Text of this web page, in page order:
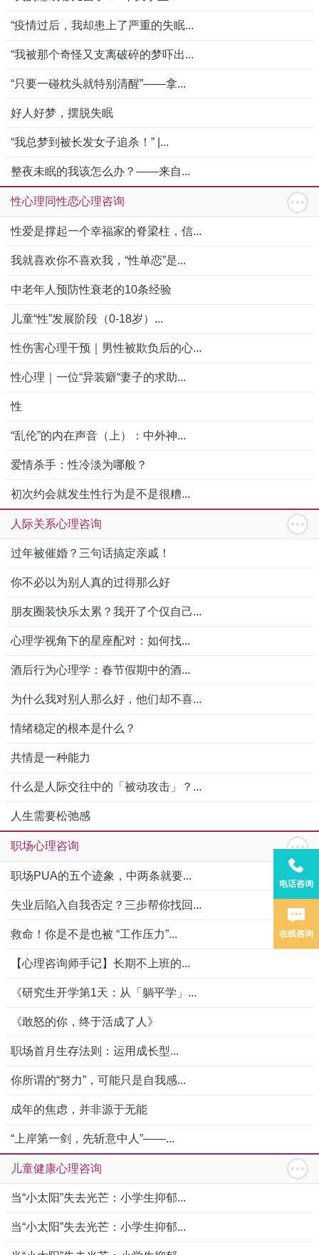
“疫情过后，我却患上了严重的失眠...
“我被那个奇怪又支离破碎的梦吓出...
“只要一碰枕头就特别清醒”——拿...
好人好梦，摆脱失眠
“我总梦到被长发女子追杀！” |...
整夜未眠的我该怎么办？——来自...
性心理同性恋心理咨询
性爱是撑起一个幸福家的脊梁柱，信...
我就喜欢你不喜欢我，“性单恋”是...
中老年人预防性衰老的10条经验
儿童“性”发展阶段（0-18岁）...
性伤害心理干预｜男性被欺负后的心...
性心理｜一位“异装癖“妻子的求助...
性
“乱伦”的内在声音（上）：中外神...
爱情杀手：性冷淡为哪般？
初次约会就发生性行为是不是很糟...
人际关系心理咨询
过年被催婚？三句话搞定亲戚！
你不必以为别人真的过得那么好
朋友圈装快乐太累？我开了个仅自己...
心理学视角下的星座配对：如何找...
酒后行为心理学：春节假期中的酒...
为什么我对别人那么好，他们却不喜...
情绪稳定的根本是什么？
共情是一种能力
什么是人际交往中的「被动攻击」？...
人生需要松弛感
职场心理咨询
职场PUA的五个迹象，中两条就要...
失业后陷入自我否定？三步帮你找回...
救命！你是不是也被 “工作压力”...
【心理咨询师手记】长期不上班的...
《研究生开学第1天：从「躺平学」...
《敢怒的你，终于活成了人》
职场首月生存法则：运用成长型...
你所谓的“努力”，可能只是自我感...
成年的焦虑，并非源于无能
“上岸第一剑，先斩意中人”——...
儿童健康心理咨询
当“小太阳”失去光芒：小学生抑郁...
当“小太阳”失去光芒：小学生抑郁...
电话咨询
在线咨询